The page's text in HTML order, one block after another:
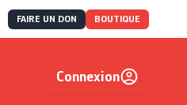
FAIRE UN DON BOUTIQUE
Connexion